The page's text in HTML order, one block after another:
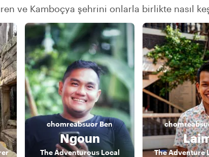
ve Kamboçya şehrini onlarla birlikte nasıl
chomreabsuorBen
Ngoun
The Adventurous Local The Adventure